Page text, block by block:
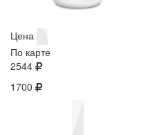
Цена
По карте
2544
1700